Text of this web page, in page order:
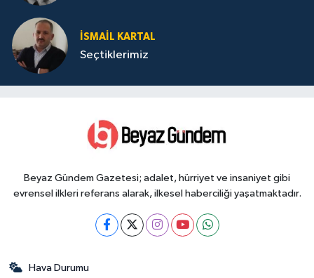
İSMAIL KARTAL
Seçtiklerimiz
Beyaz Gündem Gazetesi; adalet, hürriyet ve insaniyet gibi
evrensel ilkleri referans alarak, ilkesel haberciliği yaşatmaktadır.
Hava Durumu